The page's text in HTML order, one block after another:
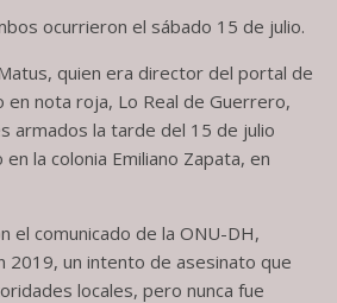
ocurrieron el sábado 15 de julio.
quien era director del portal de
en nota roja, Lo Real de Guerrero,
armados la tarde del 15 de julio
la colonia Emiliano Zapata, en
el comunicado de la ONU-DH,
2019, un intento de asesinato que
locales, pero nunca fue